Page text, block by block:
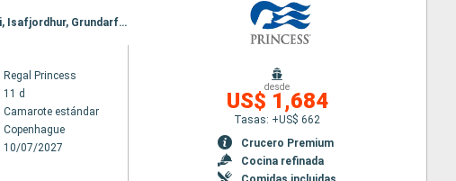
Itinerario : Copenhague, Kristiansund, Skagen, Stavanger, Nordfjordeid, Molde, Akureyri, Isafjordhur, Grundarfjordur, Reykjavik
Regal Princess
11 d
Camarote estándar
Copenhague
10/07/2027
desde
US$ 1,684
Tasas: +US$ 662
Crucero Premium
Cocina refinada